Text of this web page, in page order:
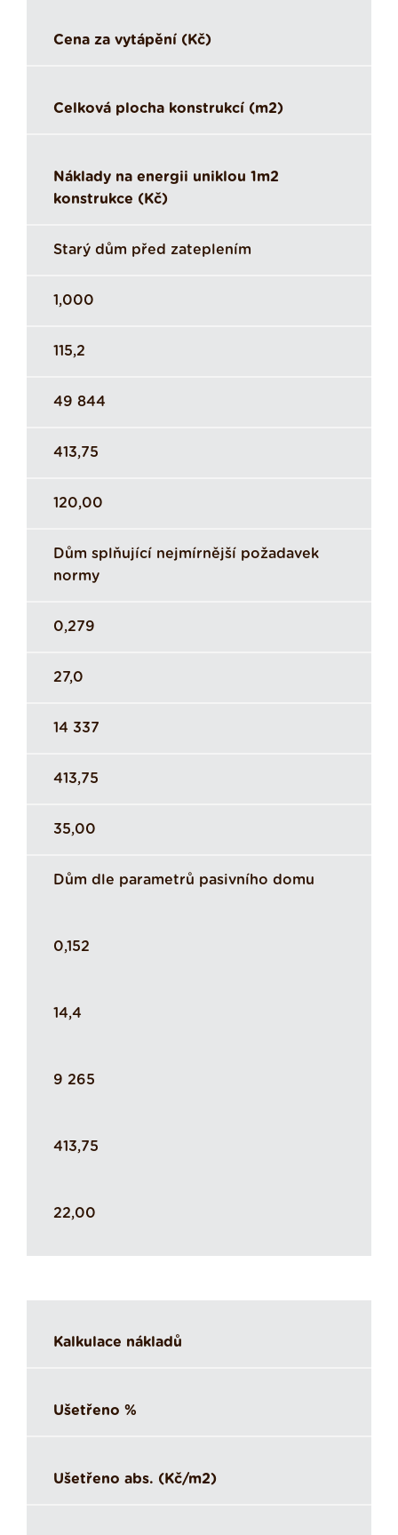
Cena za vytápění (Kč)
Celková plocha konstrukcí (m2)
Náklady na energii uniklou 1m2
konstrukce (Kč)
Starý dům před zateplením
1,000
115,2
49 844
413,75
120,00
Dům splňující nejmírnější požadavek
normy
0,279
27,0
14 337
413,75
35,00
Dům dle parametrů pasivního domu
0,152
14,4
9 265
413,75
22,00
Kalkulace nákladů
Ušetřeno %
Ušetřeno abs. (Kč/m2)